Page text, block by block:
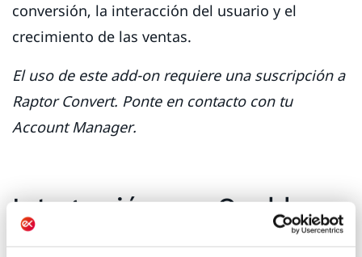
conversión, la interacción del usuario y el
crecimiento de las ventas.
El uso de este add-on requiere una suscripción a
Raptor Convert. Ponte en contacto con tu
Account Manager.
Integración con Quable
PIM